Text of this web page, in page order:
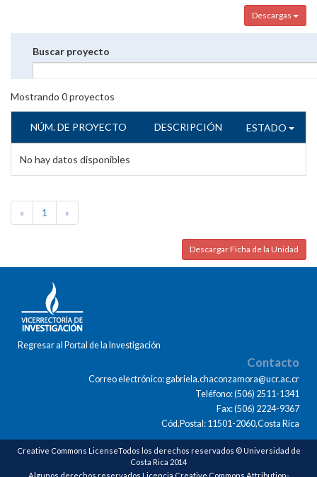
Descargas
Buscar proyecto
Mostrando 0proyectos
NÚM. DE PROYECTO DESCRIPCIÓN ESTADO
No hay datos disponibles
« 1 »
Descargar Ficha de la Unidad
Regresar al Portal de la Investigación
Contacto
Correo electrónico: gabriela.chaconzamora@ucr.ac.cr
Teléfono: (506) 2511-1341
Fax: (506) 2224-9367
Cód.Postal: 11501-2060,Costa Rica
Creative Commons LicenseTodos los derechos reservados © Universidad de
Costa Rica 2014